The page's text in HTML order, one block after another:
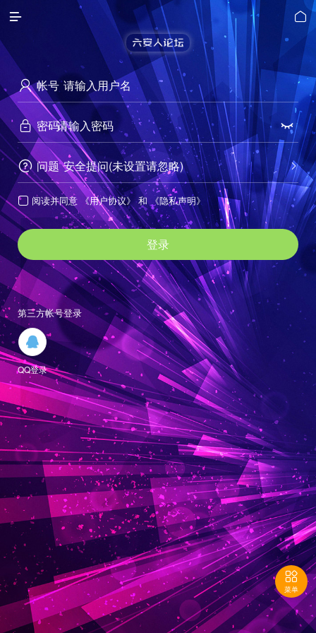
 
 帐号
 密码 
 问题 
安全提问(未设置请忽略)
 阅读并同意 《用户协议》 和 《隐私声明》
登录
第三方帐号登录

QQ登录

菜单